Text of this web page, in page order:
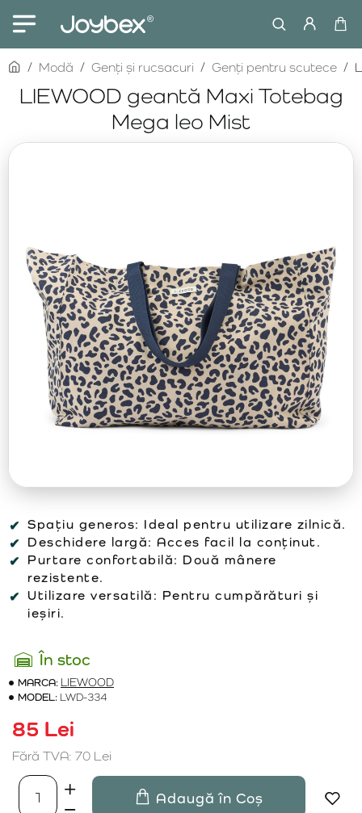
LIEWOOD geantă Maxi Totebag
Mega leo Mist
homeModă Genți și rucsacuri Genți pentru scutece
Spațiu generos: Ideal pentru utilizare zilnică.
Deschidere largă: Acces facil la conținut.
Purtare confortabilă: Două mânere
rezistente.
Utilizare versatilă: Pentru cumpărături și
ieșiri.
În stoc
MARCA: LIEWOOD
MODEL: LWD-334
85 Lei
Fără TVA: 70 Lei
Adaugă în Coș